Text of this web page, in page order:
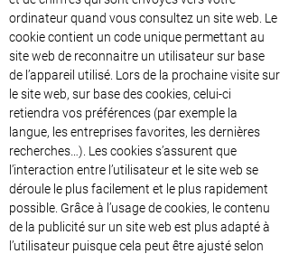
ordinateur quand vous consultez un site web. Le
cookie contient un code unique permettant au
site web de reconnaitre un utilisateur sur base
de l’appareil utilisé. Lors de la prochaine visite sur
le site web, sur base des cookies, celui-ci
retiendra vos préférences (par exemple la
langue, les entreprises favorites, les dernières
recherches…). Les cookies s’assurent que
l’interaction entre l’utilisateur et le site web se
déroule le plus facilement et le plus rapidement
possible. Grâce à l’usage de cookies, le contenu
de la publicité sur un site web est plus adapté à
l’utilisateur puisque cela peut être ajusté selon